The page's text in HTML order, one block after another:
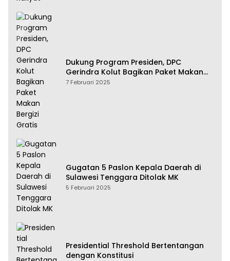
Dukung Program Presiden, DPC
Gerindra Kolut Bagikan Paket Makan
Bergizi Gratis
7 Februari 2025
Gugatan 5 Paslon Kepala Daerah di
Sulawesi Tenggara Ditolak MK
5 Februari 2025
Presidential Threshold Bertentangan
dengan Konstitusi